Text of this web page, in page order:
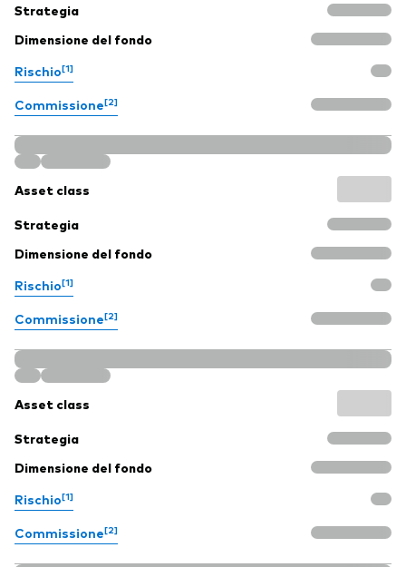
Strategia
Dimensione del fondo
Rischio[1]
Commissione[2]
Asset class
Strategia
Dimensione del fondo
Rischio[1]
Commissione[2]
Asset class
Strategia
Dimensione del fondo
Rischio[1]
Commissione[2]